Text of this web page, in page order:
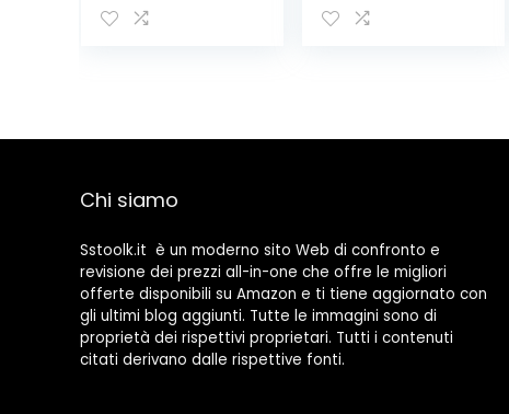
Volante
Chi siamo
Sstoolk.it è un moderno sito Web di confronto e
revisione dei prezzi all-in-one che offre le migliori
offerte disponibili su Amazon e ti tiene aggiornato con
gli ultimi blog aggiunti. Tutte le immagini sono di
proprietà dei rispettivi proprietari. Tutti i contenuti
citati derivano dalle rispettive fonti.